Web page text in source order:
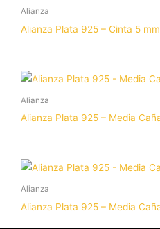
Alianza
Alianza Plata 925 – Cinta 5 mm
Alianza
Alianza Plata 925 – Media
Alianza
Alianza Plata 925 – Media